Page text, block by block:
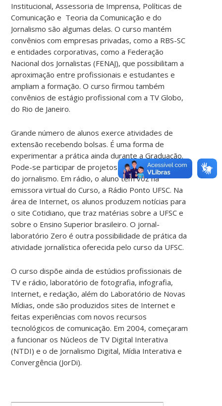
Institucional, Assessoria de Imprensa, Políticas de
Comunicação e Teoria da Comunicação e do
Jornalismo são algumas delas. O curso mantém
convênios com empresas privadas, como a RBS-SC
e entidades corporativas, como a Federação
Nacional dos Jornalistas (FENAJ), que possibilitam a
aproximação entre profissionais e estudantes e
ampliam a formação. O curso firmou também
convênios de estágio profissional com a TV Globo,
do Rio de Janeiro.
Grande número de alunos exerce atividades de
extensão recebendo bolsas. É uma forma de
experimentar a prática ainda durante a Graduação.
Pode-se participar de projetos nas diversas áreas
do jornalismo. Em rádio, o aluno tem voz na
emissora virtual do Curso, a Rádio Ponto UFSC. Na
área de Internet, os alunos produzem notícias para
o site Cotidiano, que traz matérias sobre a UFSC e
sobre o Ensino Superior brasileiro. O jornal-
laboratório Zero é outra possibilidade de prática da
atividade jornalística oferecida pelo curso da UFSC.
O curso dispõe ainda de estúdios profissionais de
TV e rádio, laboratório de fotografia, infografia,
Internet, e redação, além do Laboratório de Novas
Mídias, onde são produzidos sites de Internet e
feitas experiências com novos recursos
tecnológicos de comunicação. Em 2004, começaram
a funcionar os Núcleos de TV Digital Interativa
(NTDI) e o de Jornalismo Digital, Mídia Interativa e
Convergência (JorDi).